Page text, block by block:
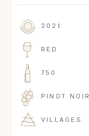
2021
RED
750
PINOT NOIR
VILLAGES